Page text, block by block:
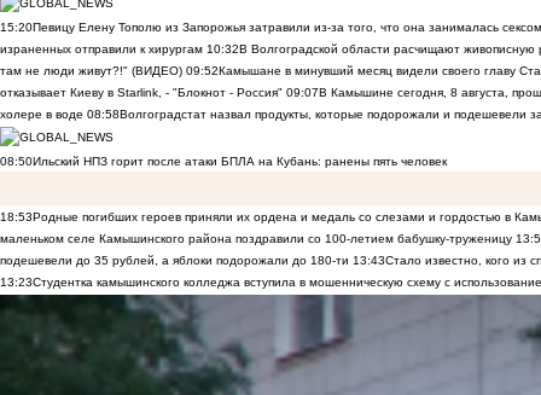
15:20Певицу Елену Тополю из Запорожья затравили из-за того, что она занималась
израненных отправили к хирургам 10:32В Волгоградской области расчищают
там не люди живут?!" (ВИДЕО) 09:52Камышане в минувший месяц видели своего главу
отказывает Киеву в Starlink, - "Блокнот - Россия" 09:07В Камышине сегодня, 8 августа,
холере в воде 08:58Волгоградстат назвал продукты, которые подорожали и подешевели
08:50Ильский НПЗ горит после атаки БПЛА на Кубань: ранены пять человек
18:53Родные погибших героев приняли их ордена и медаль со слезами и гордостью в
маленьком селе Камышинского района поздравили со 100-летием бабушку-труженицу
подешевели до 35 рублей, а яблоки подорожали до 180-ти 13:43Стало известно, кого из
13:23Студентка камышинского колледжа вступила в мошенническую схему с